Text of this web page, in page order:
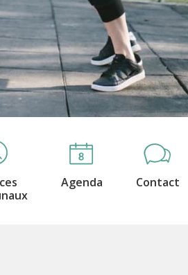
Agenda Contact